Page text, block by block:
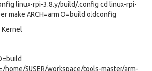
linux-rpi-3.8.y/build/.config cd linux-rpi-
make ARCH=arm O=build oldconfig
Kernel
home/$USER/workspace/tools-master/arm-